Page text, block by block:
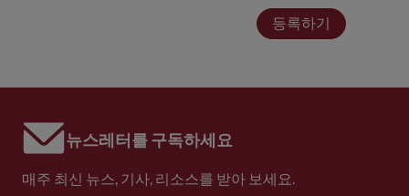
등록하기
뉴스레터를 구독하세요
매주 최신 뉴스, 기사, 리소스를 받아 보세요.